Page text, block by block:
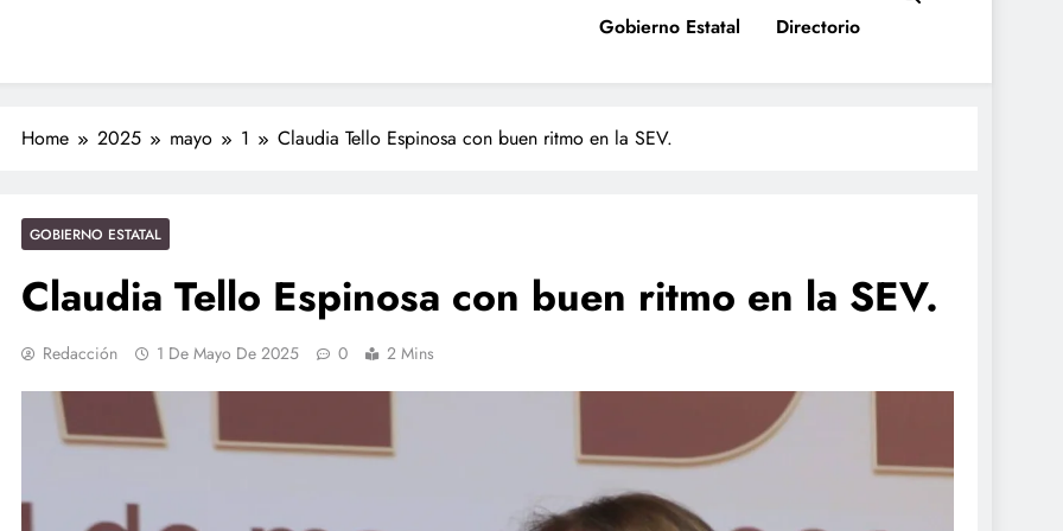
Entrega Gobernadora 5 mil apoyos a la Palabra y a la Familia
seguras: más de 982 elementos resguardan destinos turísticos
Gobierno Estatal Directorio
Home 2025 mayo 1 Claudia Tello Espinosa con buen ritmo en la SEV.
GOBIERNO ESTATAL
Claudia Tello Espinosa con buen ritmo en la SEV.
Redacción 1 De Mayo De 2025 0 2 Mins